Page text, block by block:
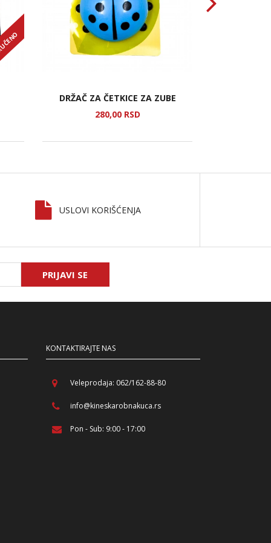
DRŽAČ ZA ČETKICE ZA ZUBE
280,00 RSD
USLOVI KORIŠĆENJA
PRIJAVI SE
KONTAKTIRAJTE NAS
Veleprodaja: 062/162-88-80
info@kineskarobnakuca.rs
Pon - Sub: 9:00 - 17:00